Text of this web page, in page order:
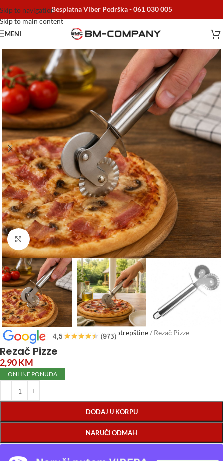
Skip to navigation
Skip to main content
Besplatna Viber Podrška -061 030 005
MENI
Click to enlarge
Početna/Posuđe / Escajg, kuhinjske potrepštine/ Rezač Pizze
Rezač Pizze
2,90KM
ONLINE PONUDA
DODAJ U KORPU
NARUČI ODMAH